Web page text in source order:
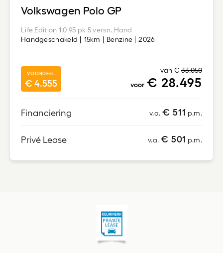
Volkswagen Polo GP
Life Edition 1.0 95 pk 5 versn. Hand
Handgeschakeld
15km Benzine 2026
van €33.050
voor € 28.495
VOORDEEL
€ 4.555
Financiering v.a. € 511 p.m.
Privé Lease v.a. € 501 p.m.